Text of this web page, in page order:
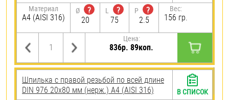
Материал
A4 (AISI 316)
Ø
?
20
L
?
75
P
?
2.5
Вес:
156 гр.
Цена:
836р. 89коп.
Шпилька с правой резьбой по всей длине
DIN 976 20х80 мм (нерж.) A4 (AISI 316)
В СПИСОК